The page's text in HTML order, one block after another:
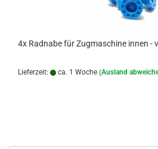
4x Radnabe für Zugmaschine innen -
Lieferzeit: ca. 1 Woche (Ausland